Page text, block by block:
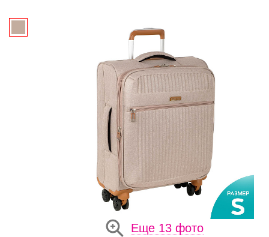
Еще 13 фото